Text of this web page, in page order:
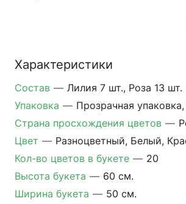
Характеристики
Состав — Лилия 7 шт., Роза 13 шт.
Упаковка — Прозрачная
Страна просхождения цветов —
Цвет — Разноцветный, Белый,
Кол-во цветов в букете — 20
Высота букета — 60 см.
Ширина букета — 50 см.